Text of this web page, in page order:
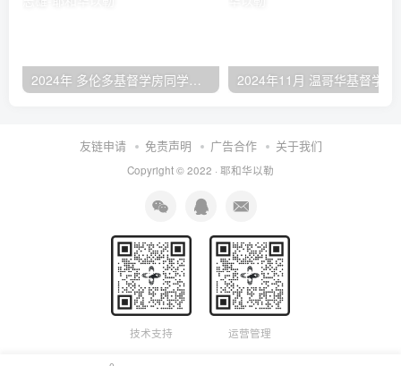
2024年 多伦多基督学房同学聚会：有福的教会（帖后1：1-5） 刘志雄
友链申请 免责声明 广告合作 关于我们
Copyright © 2022 · 耶和华以勒
技术支持 运营管理